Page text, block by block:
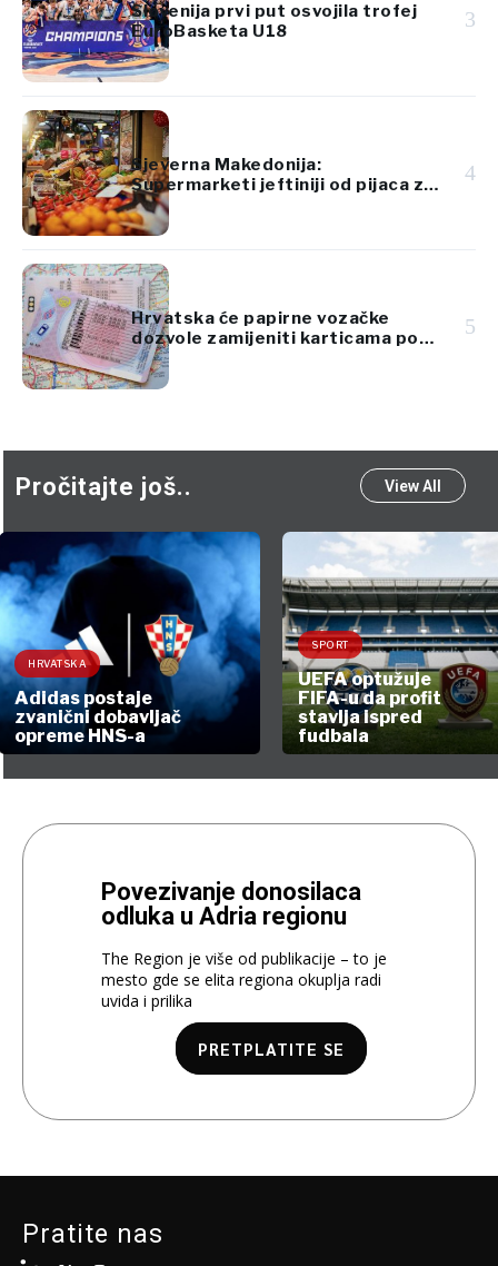
Slovenija prvi put osvojila trofej
EuroBasketa U18
3
Sjeverna Makedonija:
Supermarketi jeftiniji od pijaca za
voće i povrće
4
Hrvatska će papirne vozačke
dozvole zamijeniti karticama po
standardima EU
5
Pročitajte još.. View All
HRVATSKA
Adidas postaje
zvanični dobavljač
opreme HNS-a
SPORT
UEFA optužuje
FIFA-u da profit
stavlja ispred
fudbala
Povezivanje donosilaca
odluka u Adria regionu
The Region je više od publikacije – to je
mesto gde se elita regiona okuplja radi
uvida i prilika
PRETPLATITE SE
Pratite nas